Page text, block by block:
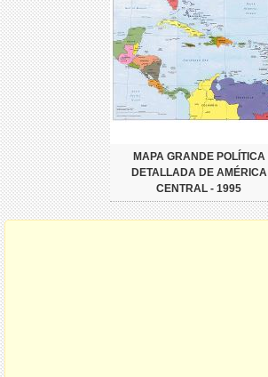
MAPA GRANDE POLÍTICA
DETALLADA DE AMÉRICA
CENTRAL - 1995